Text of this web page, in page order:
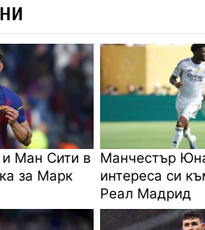
Ман Сити в
за Марк
Манчестър
интереса си
Реал Мадрид